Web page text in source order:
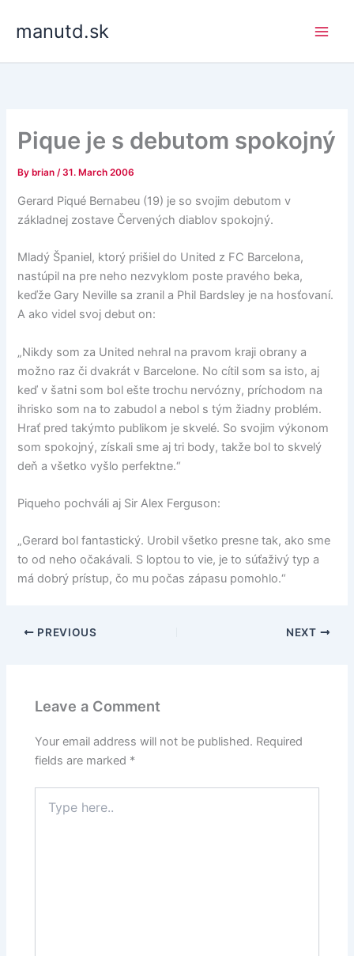
manutd.sk
Pique je s debutom spokojný
By brian/31. March 2006
Gerard Piqué Bernabeu (19) je so svojim debutom v
základnej zostave Červených diablov spokojný.
Mladý Španiel, ktorý prišiel do United z FC Barcelona,
nastúpil na pre neho nezvyklom poste pravého beka,
keďže Gary Neville sa zranil a Phil Bardsley je na hosťovaní.
A ako videl svoj debut on:
„Nikdy som za United nehral na pravom kraji obrany a
možno raz či dvakrát v Barcelone. No cítil som sa isto, aj
keď v šatni som bol ešte trochu nervózny, príchodom na
ihrisko som na to zabudol a nebol s tým žiadny problém.
Hrať pred takýmto publikom je skvelé. So svojim výkonom
som spokojný, získali sme aj tri body, takže bol to skvelý
deň a všetko vyšlo perfektne.“
Piqueho pochváli aj Sir Alex Ferguson:
„Gerard bol fantastický. Urobil všetko presne tak, ako sme
to od neho očakávali. S loptou to vie, je to súťaživý typ a
má dobrý prístup, čo mu počas zápasu pomohlo.“
PREVIOUS NEXT
Leave a Comment
Your email address will not be published. Required
fields are marked *
here..